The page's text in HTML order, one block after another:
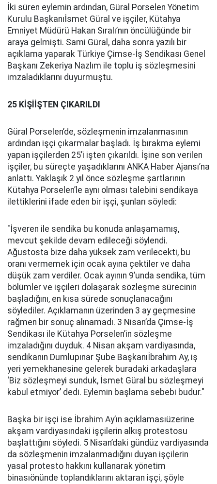
İki süren eylemin ardından, Güral Porselen Yönetim
Kurulu Başkanıİsmet Güral ve işçiler, Kütahya
Emniyet Müdürü Hakan Sıralı’nın öncülüğünde bir
araya gelmişti. Sami Güral, daha sonra yazılı bir
açıklama yaparak Türkiye Çimse-İş Sendikası Genel
Başkanı Zekeriya Nazlım ile toplu iş sözleşmesini
imzaladıklarını duyurmuştu.
25 KİŞİİŞTEN ÇIKARILDI
Güral Porselen’de, sözleşmenin imzalanmasının
ardından işçi çıkarmalar başladı. İş bırakma eylemi
yapan işçilerden 25’i işten çıkarıldı. İşine son verilen
işçiler, bu süreçte yaşadıklarını ANKA Haber Ajansı’na
anlattı. Yaklaşık 2 yıl önce sözleşme şartlarının
Kütahya Porselen’le aynı olması talebini sendikaya
ilettiklerini ifade eden bir işçi, şunları söyledi:
"İşveren ile sendika bu konuda anlaşamamış,
mevcut şekilde devam edileceği söylendi.
Ağustosta bize daha yüksek zam verilecekti, bu
oranı vermemek için ocak ayına çektiler ve daha
düşük zam verdiler. Ocak ayının 9’unda sendika, tüm
bölümler ve işçileri dolaşarak sözleşme sürecinin
başladığını, en kısa sürede sonuçlanacağını
söylediler. Açıklamanın üzerinden 3 ay geçmesine
rağmen bir sonuç alınamadı. 3 Nisan’da Çimse-İş
Sendikası ile Kütahya Porselen’in sözleşme
imzaladığını duyduk. 4 Nisan akşam vardiyasında,
sendikanın Dumlupınar Şube Başkanıİbrahim Ay, iş
yeri yemekhanesine gelerek buradaki arkadaşlara
‘Biz sözleşmeyi sunduk, İsmet Güral bu sözleşmeyi
kabul etmiyor’ dedi. Eylemin başlama sebebi budur."
Başka bir işçi ise İbrahim Ay’ın açıklamasıüzerine
akşam vardiyasındaki işçilerin alkış protestosu
başlattığını söyledi. 5 Nisan’daki gündüz vardiyasında
da sözleşmenin imzalanmadığını duyan işçilerin
yasal protesto hakkını kullanarak yönetim
binasıönünde toplandıklarını aktaran işçi, şöyle